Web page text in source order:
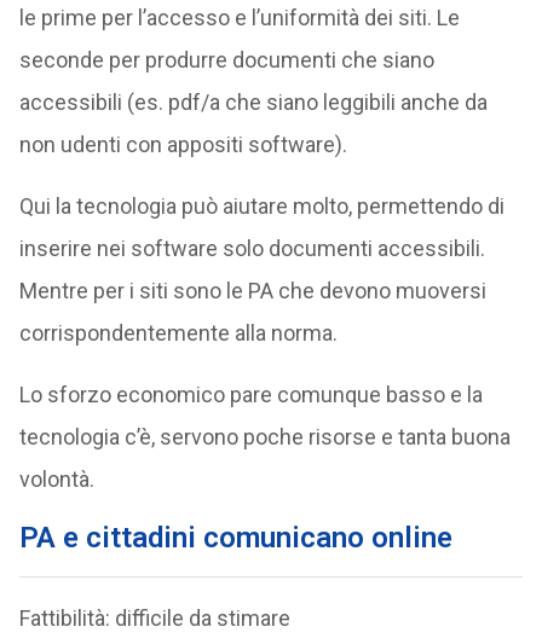
le prime per l’accesso e l’uniformità dei siti. Le
seconde per produrre documenti che siano
accessibili (es. pdf/a che siano leggibili anche da
non udenti con appositi software).
Qui la tecnologia può aiutare molto, permettendo di
inserire nei software solo documenti accessibili.
Mentre per i siti sono le PA che devono muoversi
corrispondentemente alla norma.
Lo sforzo economico pare comunque basso e la
tecnologia c’è, servono poche risorse e tanta buona
volontà.
PA e cittadini comunicano online
Fattibilità: difficile da stimare